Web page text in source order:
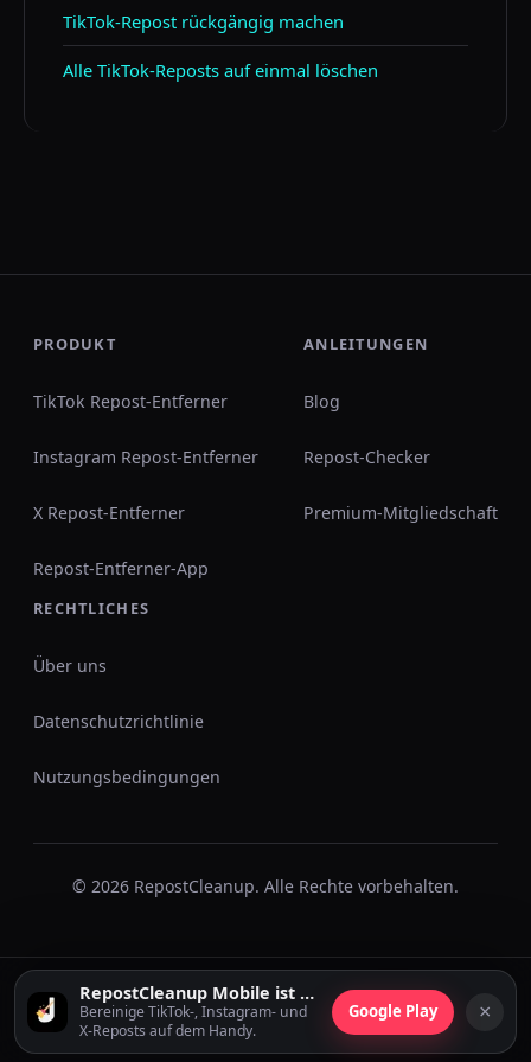
TikTok-Repost rückgängig machen
Alle TikTok-Reposts auf einmal löschen
PRODUKT
TikTok Repost-Entferner
Instagram Repost-Entferner
X Repost-Entferner
Repost-Entferner-App
ANLEITUNGEN
Blog
Repost-Checker
Premium-Mitgliedschaft
RECHTLICHES
Über uns
Datenschutzrichtlinie
Nutzungsbedingungen
© 2026 RepostCleanup. Alle Rechte vorbehalten.
RepostCleanup Mobile ist verfügbar
Bereinige TikTok-, Instagram- und
X-Reposts auf dem Handy.
Google Play ×